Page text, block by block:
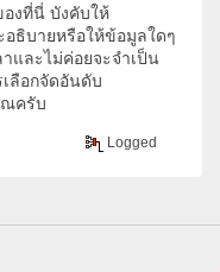
องที่นี่ บังคับให้
ธิบายหรือให้ข้อมูลใดๆ
และไม่ค่อยจะจำเป็น
ลือกจัดอันดับ
ครับ
Logged